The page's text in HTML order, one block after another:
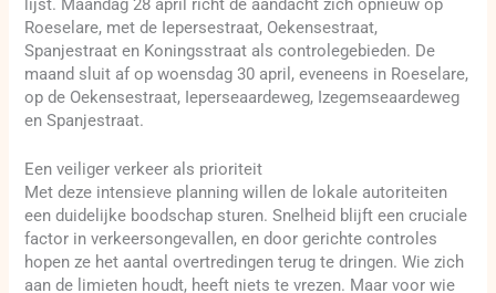
lijst. Maandag 28 april richt de aandacht zich opnieuw op
Roeselare, met de Iepersestraat, Oekensestraat,
Spanjestraat en Koningsstraat als controlegebieden. De
maand sluit af op woensdag 30 april, eveneens in Roeselare,
op de Oekensestraat, Ieperseaardeweg, Izegemseaardeweg
en Spanjestraat.
Een veiliger verkeer als prioriteit
Met deze intensieve planning willen de lokale autoriteiten
een duidelijke boodschap sturen. Snelheid blijft een cruciale
factor in verkeersongevallen, en door gerichte controles
hopen ze het aantal overtredingen terug te dringen. Wie zich
aan de limieten houdt, heeft niets te vrezen. Maar voor wie